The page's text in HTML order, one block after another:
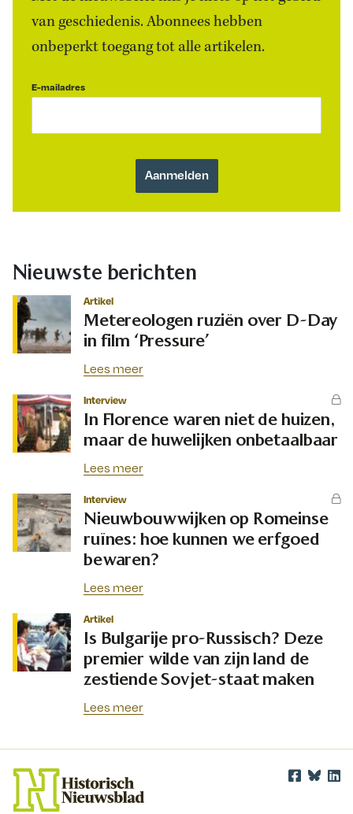
van geschiedenis. Abonnees hebben
onbeperkt toegang tot alle artikelen.
E-mailadres
Nieuwste berichten
Artikel
Metereologen ruziën over D-Day
in film ‘Pressure’
Lees meer
Interview
In Florence waren niet de huizen,
maar de huwelijken onbetaalbaar
Lees meer
Interview
Nieuwbouwwijken op Romeinse
ruïnes: hoe kunnen we erfgoed
bewaren?
Lees meer
Artikel
Is Bulgarije pro-Russisch? Deze
premier wilde van zijn land de
zestiende Sovjet-staat maken
Lees meer